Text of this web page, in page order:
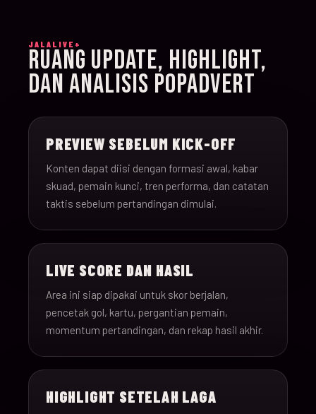
012
14-Jun-
26
20:00 Sweden v Tunisia
26
014
26
12:00 Spain v Cape Verde
15-Jun-
26
Iran v New Zealand
016
15-Jun-
12:00
017
16-Jun-
15:00 France v Senegal
018
26
18:00
JALALIVE+
RUANG UPDATE, HIGHLIGHT,
DAN ANALISIS POPADVERT
PREVIEW SEBELUM KICK-OFF
Konten dapat diisi dengan formasi awal, kabar
skuad, pemain kunci, tren performa, dan catatan
taktis sebelum pertandingan dimulai.
LIVE SCORE DAN HASIL
Area ini siap dipakai untuk skor berjalan,
pencetak gol, kartu, pergantian pemain,
momentum pertandingan, dan rekap hasil akhir.
HIGHLIGHT SETELAH LAGA